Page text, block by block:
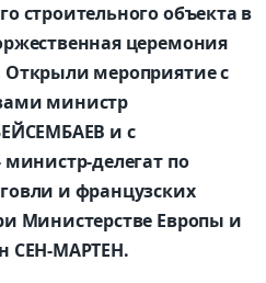
строительного объекта в
церемония
мероприятие с
министр
и с
делегат по
и французских
Министерстве Европы и
СЕН-МАРТЕН.